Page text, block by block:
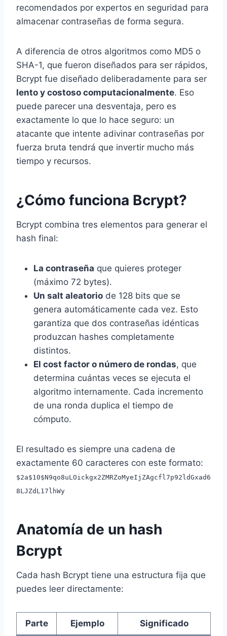
recomendados por expertos en seguridad para
almacenar contraseñas de forma segura.
A diferencia de otros algoritmos como MD5 o
SHA-1, que fueron diseñados para ser rápidos,
Bcrypt fue diseñado deliberadamente para ser
lento y costoso computacionalmente. Eso
puede parecer una desventaja, pero es
exactamente lo que lo hace seguro: un
atacante que intente adivinar contraseñas por
fuerza bruta tendrá que invertir mucho más
tiempo y recursos.
¿Cómo funciona Bcrypt?
Bcrypt combina tres elementos para generar el
hash final:
La contraseña que quieres proteger
(máximo 72 bytes).
Un salt aleatorio de 128 bits que se
genera automáticamente cada vez. Esto
garantiza que dos contraseñas idénticas
produzcan hashes completamente
distintos.
El cost factor o número de rondas, que
determina cuántas veces se ejecuta el
algoritmo internamente. Cada incremento
de una ronda duplica el tiempo de
cómputo.
El resultado es siempre una cadena de
exactamente 60 caracteres con este formato:
$2a$10$N9qo8uLOickgx2ZMRZoMyeIjZAgcfl7p92ldGxad6
8LJZdL17lhWy
Anatomía de un hash
Bcrypt
Cada hash Bcrypt tiene una estructura fija que
puedes leer directamente:
Parte Ejemplo Significado